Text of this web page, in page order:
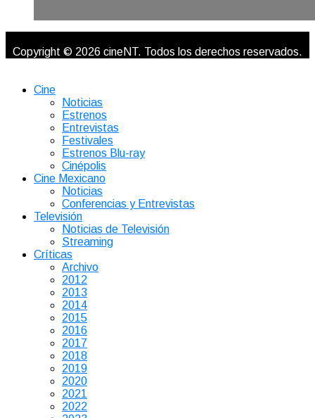
Copyright © 2026 cineNT. Todos los derechos reservados.
Cine
Noticias
Estrenos
Entrevistas
Festivales
Estrenos Blu-ray
Cinépolis
Cine Mexicano
Noticias
Conferencias y Entrevistas
Televisión
Noticias de Televisión
Streaming
Críticas
Archivo
2012
2013
2014
2015
2016
2017
2018
2019
2020
2021
2022